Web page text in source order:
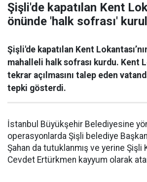
Şişli'de kapatılan Kent
önünde 'halk sofrası'
Şişli'de kapatılan Kent
mahalleli halk sofrası kurdu. Kent
tekrar açılmasını talep eden
tepki gösterdi.
İstanbul Büyükşehir Belediyesine
operasyonlarda Şişli belediye
Şahan da tutuklanmış ve yerine Şişli
Cevdet Ertürkmen kayyum olarak